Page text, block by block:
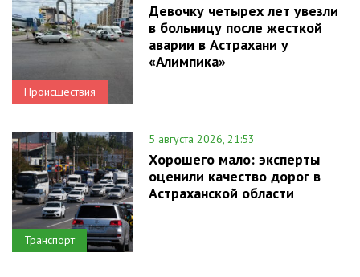
Происшествия
Девочку четырех лет увезли
в больницу после жесткой
аварии в Астрахани у
«Алимпика»
Транспорт
5 августа 2026, 21:53
Хорошего мало: эксперты
оценили качество дорог в
Астраханской области